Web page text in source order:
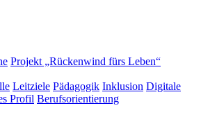
Projekt „Rückenwind fürs Leben“
Leitziele Pädagogik Inklusion Digitale
Profil Berufsorientierung